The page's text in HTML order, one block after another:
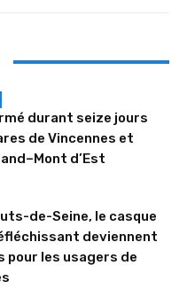
durant seize jours
de Vincennes et
d’Est
de-Seine, le casque
deviennent
pour les usagers de